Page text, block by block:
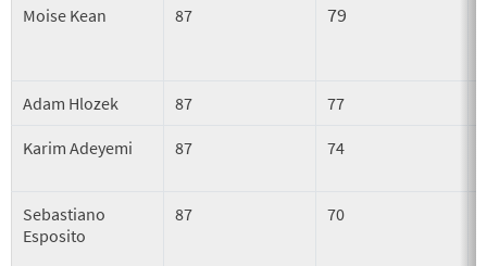
Moise Kean 87 79
Adam Hlozek 87 77
Karim Adeyemi 87 74
Sebastiano
Esposito
87 70